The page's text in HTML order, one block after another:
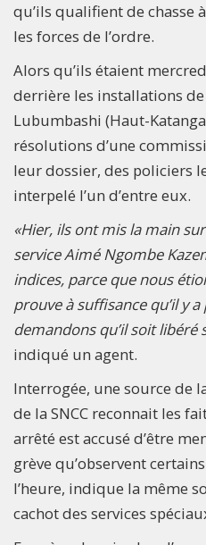
qu’ils qualifient de chasse
les forces de l’ordre.
Alors qu’ils étaient
derrière les installations de
Lubumbashi (Haut-
résolutions d’une
leur dossier, des policiers
interpelé l’un d’entre eux.
«Hier, ils ont mis la main
service Aimé Ngombe
indices, parce que nous
prouve à suffisance qu’il y
demandons qu’il soit libéré
indiqué un agent.
Interrogée, une source de
de la SNCC reconnait les
arrêté est accusé d’être
grève qu’observent
l’heure, indique la même
cachot des services